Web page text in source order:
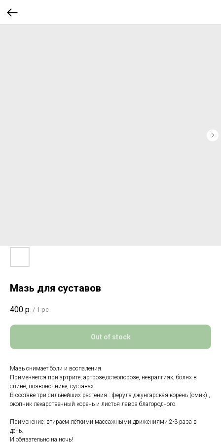
Мазь для суставов
400 р. / 1 pc
Out of stock
Мазь снимает боли и воспаления.
Применяется при артрите, артрозе,остеопорозе, невралгиях, болях в
спине, позвоночнике, суставах.
В составе три сильнейших растения : ферула джунгарская корень (омик) ,
окопник лекарственный корень и листья лавра благородного.
Применение: втираем лёгкими массажными движениями 2-3 раза в
день.
И обязательно на ночь!